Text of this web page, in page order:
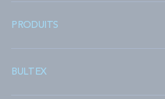
PRODUITS
BULTEX